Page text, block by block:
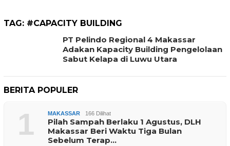
TAG: #CAPACITY BUILDING
PT Pelindo Regional 4 Makassar
Adakan Kapacity Building Pengelolaan
Sabut Kelapa di Luwu Utara
BERITA POPULER
1 MAKASSAR 166 Dilihat
Pilah Sampah Berlaku 1 Agustus, DLH
Makassar Beri Waktu Tiga Bulan
Sebelum Terap…